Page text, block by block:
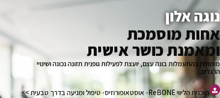
נוגה אלון
אחות מוסמכת
ומאמנת כושר אישית
מומחית בהתעמלות בונה עצם, יועצת לפעילות גופנית תזונה נכונה ושינויי
הרגלים.
תוכנית הליווי ReBONE- אוסטאופורוזיס- טיפול ומניעה בדרך טבעית >>